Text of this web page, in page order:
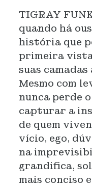
TIGRAY
quando há
história que
primeira
suas
Mesmo com
nunca perde
capturar a
de quem
vício, ego,
na
grandifica,
mais conciso